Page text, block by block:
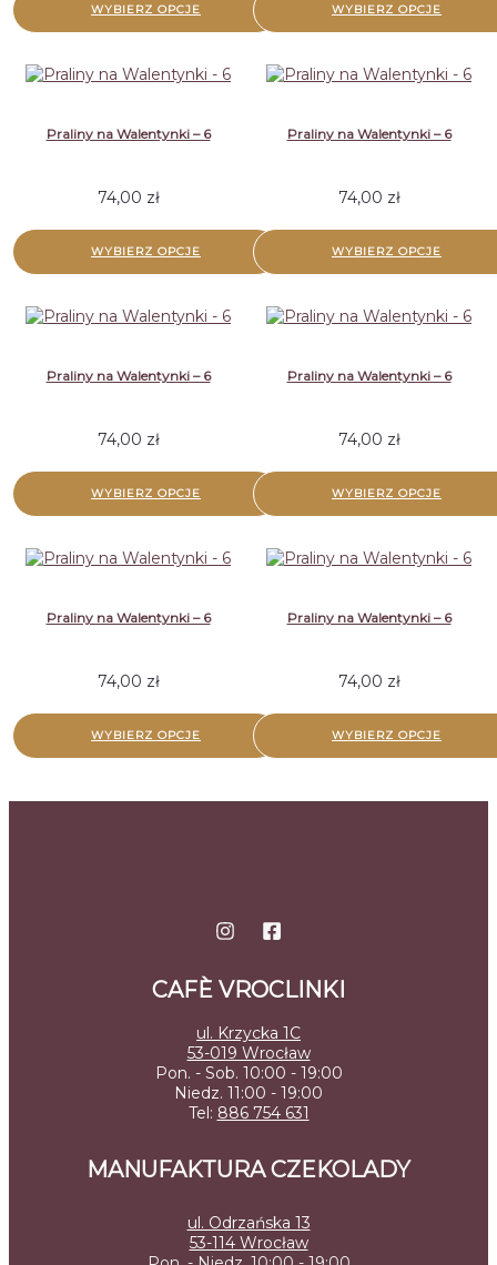
WYBIERZ OPCJE WYBIERZ OPCJE
Praliny na Walentynki – 6
74,00 zł
WYBIERZ OPCJE
Praliny na Walentynki – 6
74,00 zł
WYBIERZ OPCJE
Praliny na Walentynki – 6
74,00 zł
WYBIERZ OPCJE
Praliny na Walentynki – 6
74,00 zł
WYBIERZ OPCJE
Praliny na Walentynki – 6
74,00 zł
WYBIERZ OPCJE
Praliny na Walentynki – 6
74,00 zł
WYBIERZ OPCJE
CAFÈ VROCLINKI
ul. Krzycka 1C
53-019 Wrocław
Pon. - Sob. 10:00 - 19:00
Niedz. 11:00 - 19:00
Tel: 886 754 631
MANUFAKTURA CZEKOLADY
ul. Odrzańska 13
53-114 Wrocław